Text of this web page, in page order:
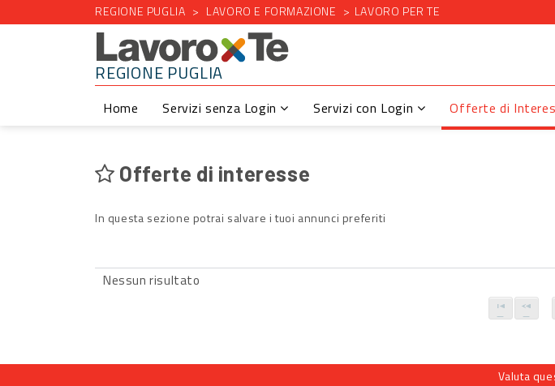
REGIONE PUGLIA LAVORO E FORMAZIONE LAVORO PER TE
REGIONE PUGLIA
Home Servizi senza Login Servizi con Login Offerte di
Offerte di interesse
In questa sezione potrai salvare i tuoi annunci preferiti
Nessun risultato
Valuta